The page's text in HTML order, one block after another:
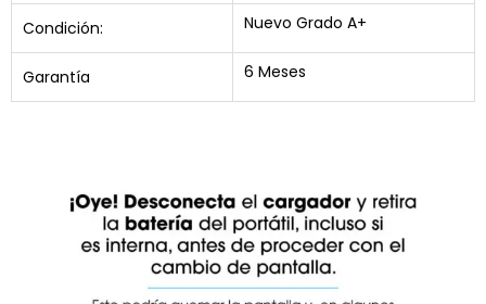
Condición: Nuevo Grado A+
Garantía 6 Meses